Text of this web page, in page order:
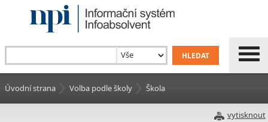
Úvodní strana Volba podle školy Škola
vytisknout